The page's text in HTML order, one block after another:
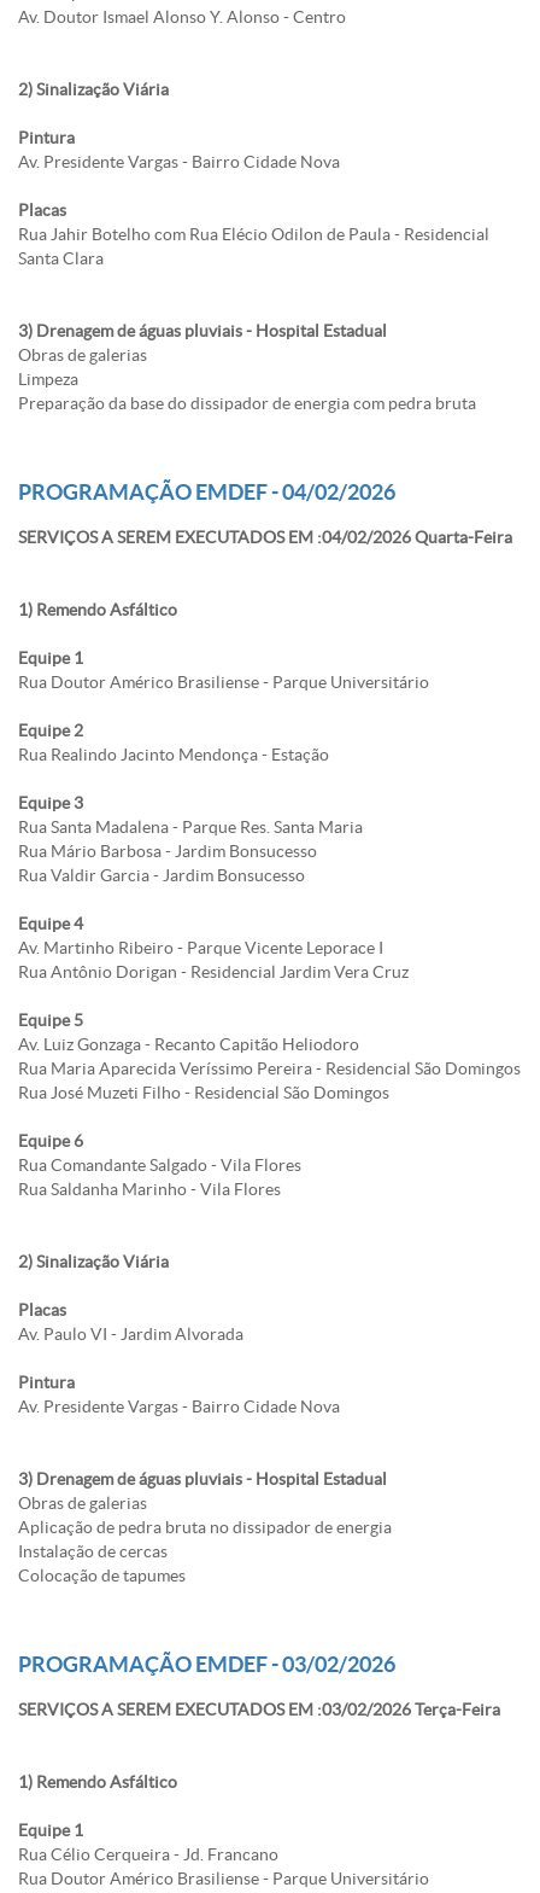
Av. Doutor Ismael Alonso Y. Alonso - Centro
2) Sinalização Viária
Pintura
Av. Presidente Vargas - Bairro Cidade Nova
Placas
Rua Jahir Botelho com Rua Elécio Odilon de Paula - Residencial
Santa Clara
3) Drenagem de águas pluviais - Hospital Estadual
Obras de galerias
Limpeza
Preparação da base do dissipador de energia com pedra bruta
PROGRAMAÇÃO EMDEF - 04/02/2026
SERVIÇOS A SEREM EXECUTADOS EM :04/02/2026 Quarta-Feira
1) Remendo Asfáltico
Equipe 1
Rua Doutor Américo Brasiliense - Parque Universitário
Equipe 2
Rua Realindo Jacinto Mendonça - Estação
Equipe 3
Rua Santa Madalena - Parque Res. Santa Maria
Rua Mário Barbosa - Jardim Bonsucesso
Rua Valdir Garcia - Jardim Bonsucesso
Equipe 4
Av. Martinho Ribeiro - Parque Vicente Leporace I
Rua Antônio Dorigan - Residencial Jardim Vera Cruz
Equipe 5
Av. Luiz Gonzaga - Recanto Capitão Heliodoro
Rua Maria Aparecida Veríssimo Pereira - Residencial São Domingos
Rua José Muzeti Filho - Residencial São Domingos
Equipe 6
Rua Comandante Salgado - Vila Flores
Rua Saldanha Marinho - Vila Flores
2) Sinalização Viária
Placas
Av. Paulo VI - Jardim Alvorada
Pintura
Av. Presidente Vargas - Bairro Cidade Nova
3) Drenagem de águas pluviais - Hospital Estadual
Obras de galerias
Aplicação de pedra bruta no dissipador de energia
Instalação de cercas
Colocação de tapumes
PROGRAMAÇÃO EMDEF - 03/02/2026
SERVIÇOS A SEREM EXECUTADOS EM :03/02/2026 Terça-Feira
1) Remendo Asfáltico
Equipe 1
Rua Célio Cerqueira - Jd. Francano
Rua Doutor Américo Brasiliense - Parque Universitário